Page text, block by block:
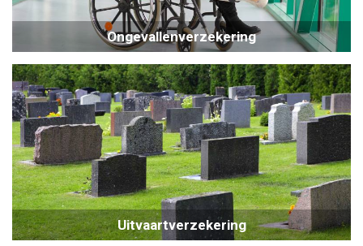
Ongevallenverzekering
Uitvaartverzekering